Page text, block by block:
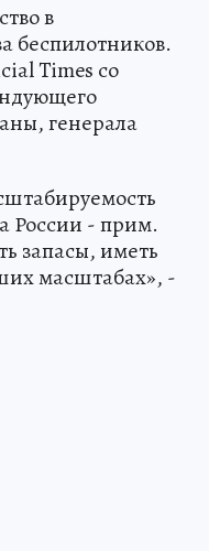
в
беспилотников.
Times со
генерала
России - прим.
запасы, иметь
масштабах», -